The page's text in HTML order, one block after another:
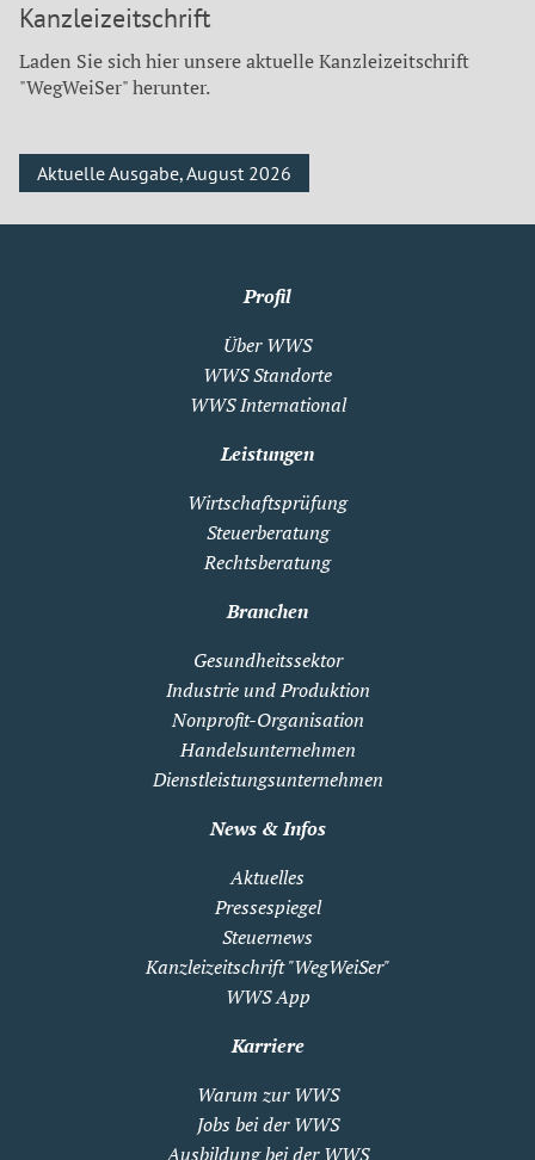
Kanzleizeitschrift
Laden Sie sich hier unsere aktuelle Kanzleizeitschrift
"WegWeiSer" herunter.
Aktuelle Ausgabe, August 2026
Profil
Über WWS
WWS Standorte
WWS International
Leistungen
Wirtschaftsprüfung
Steuerberatung
Rechtsberatung
Branchen
Gesundheitssektor
Industrie und Produktion
Nonprofit-Organisation
Handelsunternehmen
Dienstleistungsunternehmen
News & Infos
Aktuelles
Pressespiegel
Steuernews
Kanzleizeitschrift "WegWeiSer"
WWS App
Karriere
Warum zur WWS
Jobs bei der WWS
Ausbildung bei der WWS